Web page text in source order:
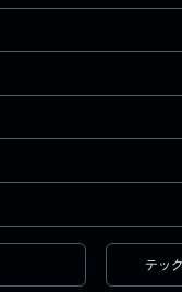
テッ